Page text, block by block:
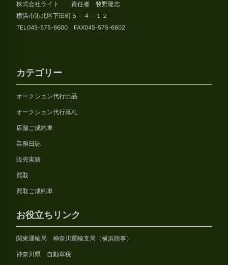
ブ
株式会社ライト 責任者 牧野隆志
横浜市港北区下田町５－４－１２
TEL045-575-6600 FAX045-575-6602
カテゴリー
オークション代行出品
オークション代行落札
店舗ご成約車
業務日誌
販売実績
買取
買取ご成約車
お役立ちリンク
関東運輸局 神奈川運輸支局（横浜陸事）
神奈川県 自動車税